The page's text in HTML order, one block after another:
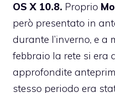
OS X 10.8. Proprio
però presentato in
durante l’inverno, e a
febbraio la rete si era
approfondite
stesso periodo era